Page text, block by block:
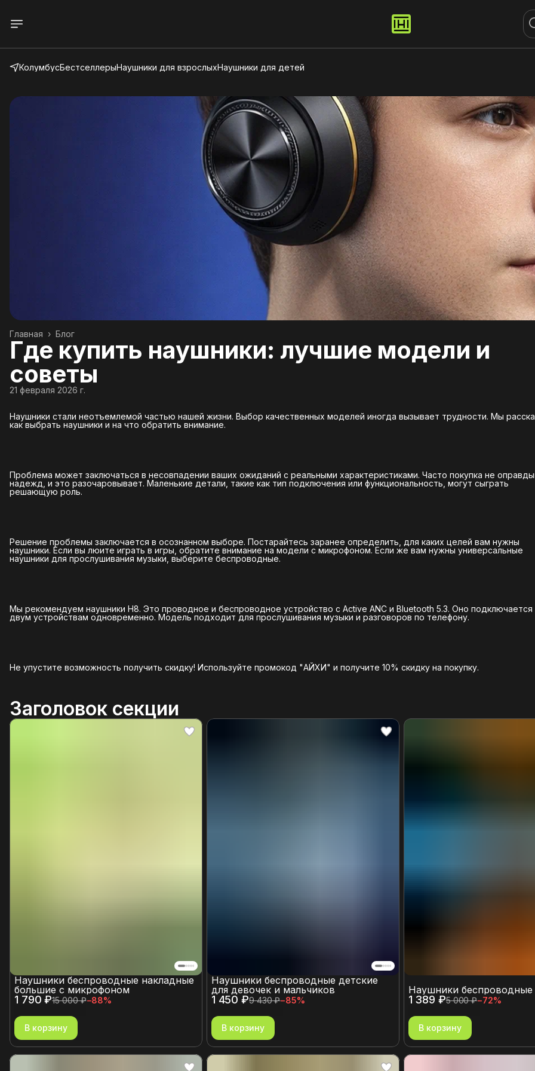
КолумбусБестселлерыНаушники для взрослыхНаушники для детей
Блог
Главная ›
Где купить наушники: лучшие модели и
советы
21 февраля 2026 г.
Наушники стали неотъемлемой частью нашей жизни. Выбор качественных моделей иногда вызывает трудности. Мы
как выбрать наушники и на что обратить внимание.
Проблема может заключаться в несовпадении ваших ожиданий с реальными характеристиками. Часто покупка не
надежд, и это разочаровывает. Маленькие детали, такие как тип подключения или функциональность, могут сыграть
решающую роль.
Решение проблемы заключается в осознанном выборе. Постарайтесь заранее определить, для каких целей вам нужны
наушники. Если вы люите играть в игры, обратите внимание на модели с микрофоном. Если же вам нужны универсальные
наушники для прослушивания музыки, выберите беспроводные.
Мы рекомендуем наушники H8. Это проводное и беспроводное устройство с Active ANC и Bluetooth 5.3. Оно подключается
двум устройствам одновременно. Модель подходит для прослушивания музыки и разговоров по телефону.
Не упустите возможность получить скидку! Используйте промокод "АЙХИ" и получите 10% скидку на покупку.
Заголовок секции
1 790 ₽15 000 ₽−88%
Наушники беспроводные накладные
большие с микрофоном
В корзину
1 450 ₽9 430 ₽−85%
Наушники беспроводные детские
для девочек и мальчиков
В корзину
1 389 ₽5 000 ₽−72%
Наушники беспроводные
В корзину